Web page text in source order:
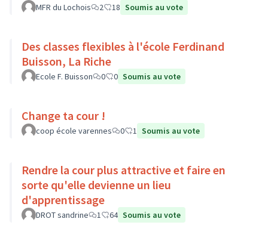
MFR du Lochois 2 18 Soumis au vote
Des classes flexibles à l'école Ferdinand
Buisson, La Riche
Ecole F. Buisson 0 0 Soumis au vote
Change ta cour !
coop école varennes 0 1 Soumis au vote
Rendre la cour plus attractive et faire en
sorte qu'elle devienne un lieu
d'apprentissage
DROT sandrine 1 64 Soumis au vote